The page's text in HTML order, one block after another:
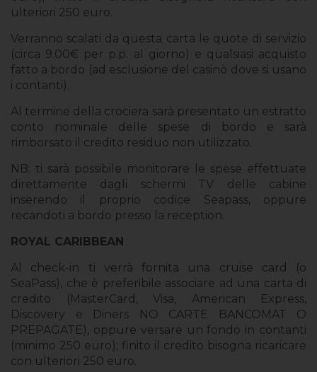
ulteriori 250 euro.
Verranno scalati da questa carta le quote di servizio
(circa 9.00€ per p.p. al giorno) e qualsiasi acquisto
fatto a bordo (ad esclusione del casinò dove si usano
i contanti).
Al termine della crociera sarà presentato un estratto
conto nominale delle spese di bordo e sarà
rimborsato il credito residuo non utilizzato.
NB: ti sarà possibile monitorare le spese effettuate
direttamente dagli schermi TV delle cabine
inserendo il proprio codice Seapass, oppure
recandoti a bordo presso la reception.
ROYAL CARIBBEAN
Al check-in ti verrà fornita una cruise card (o
SeaPass), che è preferibile associare ad una carta di
credito (MasterCard, Visa, American Express,
Discovery e Diners NO CARTE BANCOMAT O
PREPAGATE), oppure versare un fondo in contanti
(minimo 250 euro); finito il credito bisogna ricaricare
con ulteriori 250 euro.